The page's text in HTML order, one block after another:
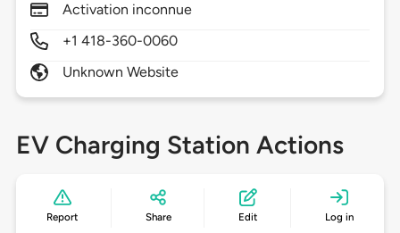
Activation inconnue
+1 418-360-0060
Unknown Website
EV Charging Station Actions
Report Share Edit Log in